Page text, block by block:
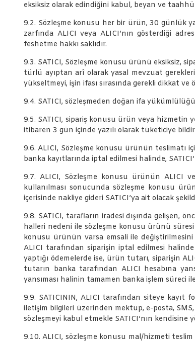
eksiksiz olarak edindiğini kabul, beyan ve
9.2. Sözleşme konusu her bir ürün, 30 günlük
zarfında ALICI veya ALICI’nın gösterdiği
feshetme hakkı saklıdır.
9.3. SATICI, Sözleşme konusu ürünü eksiksiz,
türlü ayıptan arî olarak yasal mevzuat
yükseltmeyi, işin ifası sırasında gerekli dikkat
9.4. SATICI, sözleşmeden doğan ifa
9.5. SATICI, sipariş konusu ürün veya hizmetin
itibaren 3 gün içinde yazılı olarak tüketiciye
9.6. ALICI, Sözleşme konusu ürünün teslimatı
banka kayıtlarında iptal edilmesi halinde,
9.7. ALICI, Sözleşme konusu ürünün ALICI
kullanılması sonucunda sözleşme konusu
içerisinde nakliye gideri SATICI’ya ait olacak
9.8. SATICI, tarafların iradesi dışında gelişen,
halleri nedeni ile sözleşme konusu ürünü
konusu ürünün varsa emsali ile
ALICI tarafından siparişin iptal edilmesi
yaptığı ödemelerde ise, ürün tutarı, siparişin
tutarın banka tarafından ALICI hesabına
yansıması halinin tamamen banka işlem süreci
9.9. SATICININ, ALICI tarafından siteye
iletişim bilgileri üzerinden mektup, e-posta,
sözleşmeyi kabul etmekle SATICI’nın
9.10. ALICI, sözleşme konusu mal/hizmeti teslim